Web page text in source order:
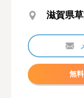
滋賀県
無